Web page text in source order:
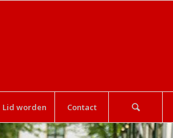
Lid worden Contact